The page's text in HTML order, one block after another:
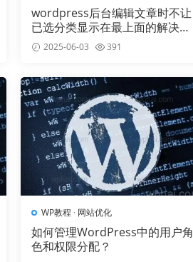
wordpress后台编辑文章时不让
已选分类显示在最上面的解决办
法 2025-06-03 391
WP教程 · 网站优化
如何管理WordPress中的用户角
色和权限分配？